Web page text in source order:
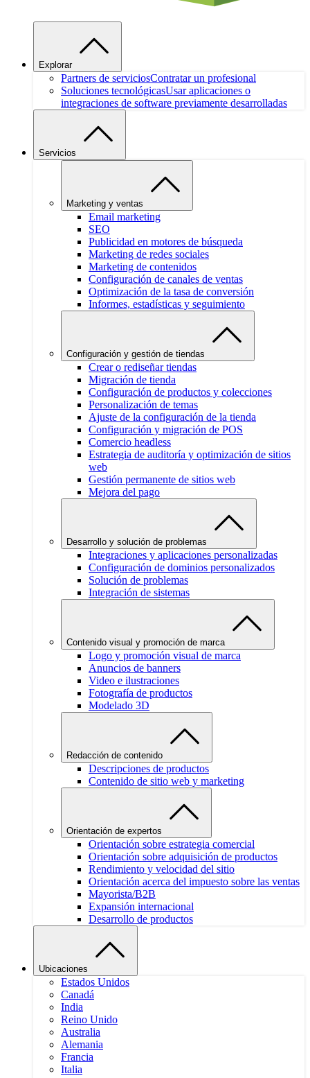
Explorar
Partners de serviciosContratar un profesional
Soluciones tecnológicasUsar aplicaciones o
integraciones de software previamente desarrolladas
Servicios
Marketing y ventas
Email marketing
SEO
Publicidad en motores de búsqueda
Marketing de redes sociales
Marketing de contenidos
Configuración de canales de ventas
Optimización de la tasa de conversión
Informes, estadísticas y seguimiento
Configuración y gestión de tiendas
Crear o rediseñar tiendas
Migración de tienda
Configuración de productos y colecciones
Personalización de temas
Ajuste de la configuración de la tienda
Configuración y migración de POS
Comercio headless
Estrategia de auditoría y optimización de sitios
web
Gestión permanente de sitios web
Mejora del pago
Desarrollo y solución de problemas
Integraciones y aplicaciones personalizadas
Configuración de dominios personalizados
Solución de problemas
Integración de sistemas
Contenido visual y promoción de marca
Logo y promoción visual de marca
Anuncios de banners
Video e ilustraciones
Fotografía de productos
Modelado 3D
Redacción de contenido
Descripciones de productos
Contenido de sitio web y marketing
Orientación de expertos
Orientación sobre estrategia comercial
Orientación sobre adquisición de productos
Rendimiento y velocidad del sitio
Orientación acerca del impuesto sobre las ventas
Mayorista/B2B
Expansión internacional
Desarrollo de productos
Ubicaciones
Estados Unidos
Canadá
India
Reino Unido
Australia
Alemania
Francia
Italia